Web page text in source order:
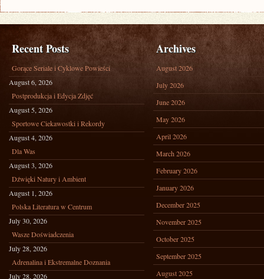
Recent Posts
Gorące Seriale i Cyklowe Powieści
August 6, 2026
Postprodukcja i Edycja Zdjęć
August 5, 2026
Sportowe Ciekawostki i Rekordy
August 4, 2026
Dla Was
August 3, 2026
Dźwięki Natury i Ambient
August 1, 2026
Polska Literatura w Centrum
July 30, 2026
Wasze Doświadczenia
July 28, 2026
Adrenalina i Ekstremalne Doznania
July 28, 2026
Archives
August 2026
July 2026
June 2026
May 2026
April 2026
March 2026
February 2026
January 2026
December 2025
November 2025
October 2025
September 2025
August 2025